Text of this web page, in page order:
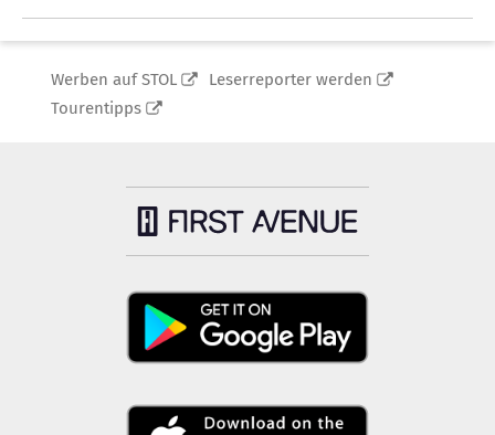
Werben auf STOL
Leserreporter werden
Tourentipps